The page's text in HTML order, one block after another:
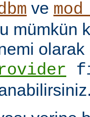
ve
mümkün
olarak